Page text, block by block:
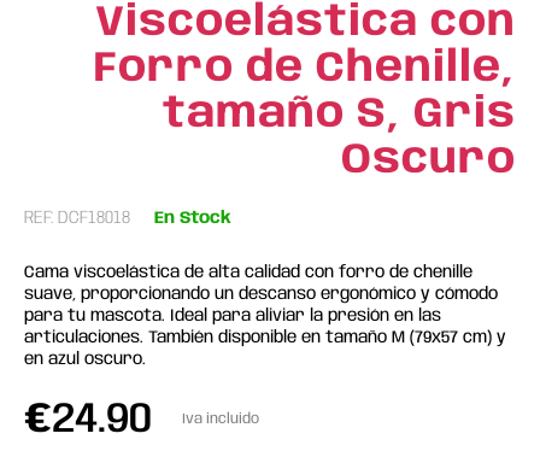
Viscoelástica con
Forro de Chenille,
tamaño S, Gris
Oscuro
REF: DCF18018 En Stock
Cama viscoelástica de alta calidad con forro de chenille
suave, proporcionando un descanso ergonómico y cómodo
para tu mascota. Ideal para aliviar la presión en las
articulaciones. También disponible en tamaño M (79x57 cm) y
en azul oscuro.
€24.90 Iva incluido